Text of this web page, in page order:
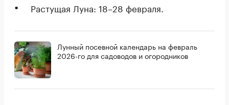
Растущая Луна: 18–28 февраля.
Лунный посевной календарь на февраль
2026-го для садоводов и огородников